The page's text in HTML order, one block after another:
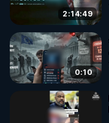
2:14:49
0:10